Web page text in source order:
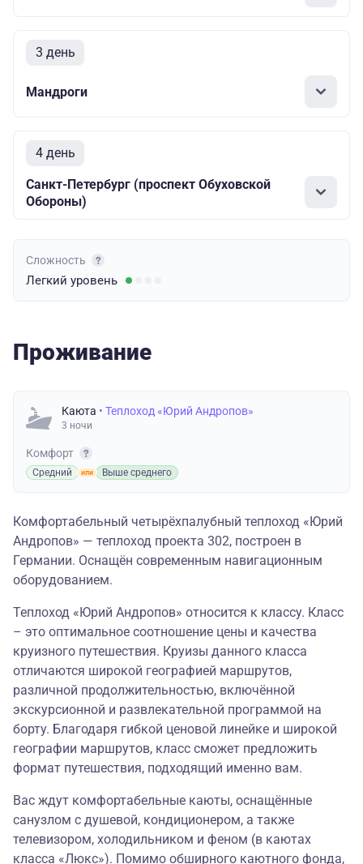
3 день
Мандроги
4 день
Санкт-Петербург (проспект Обуховской
Обороны)
Сложность
Легкий уровень
Проживание
Каюта • Теплоход «Юрий Андропов»
3 ночи
Комфорт
Средний Выше среднего
Комфортабельный четырёхпалубный теплоход «Юрий
Андропов» — теплоход проекта 302, построен в
Германии. Оснащён современным навигационным
оборудованием.
Теплоход «Юрий Андропов» относится к классу. Класс
– это оптимальное соотношение цены и качества
круизного путешествия. Круизы данного класса
отличаются широкой географией маршрутов,
различной продолжительностью, включённой
экскурсионной и развлекательной программой на
борту. Благодаря гибкой ценовой линейке и широкой
географии маршрутов, класс сможет предложить
формат путешествия, подходящий именно вам.
Вас ждут комфортабельные каюты, оснащённые
санузлом с душевой, кондиционером, а также
телевизором, холодильником и феном (в каютах
класса «Люкс»). Помимо обширного каютного фонда,